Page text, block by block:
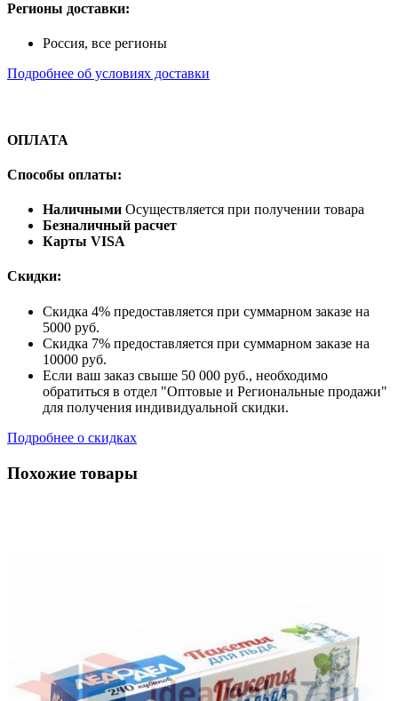
Регионы доставки:
Россия, все регионы
Подробнее об условиях доставки
ОПЛАТА
Способы оплаты:
Наличными Осуществляется при получении товара
Безналичный расчет
Карты VISA
Скидки:
Скидка 4% предоставляется при суммарном заказе на
5000 руб.
Скидка 7% предоставляется при суммарном заказе на
10000 руб.
Если ваш заказ свыше 50 000 руб., необходимо
обратиться в отдел "Оптовые и Региональные продажи"
для получения индивидуальной скидки.
Подробнее о скидках
Похожие товары